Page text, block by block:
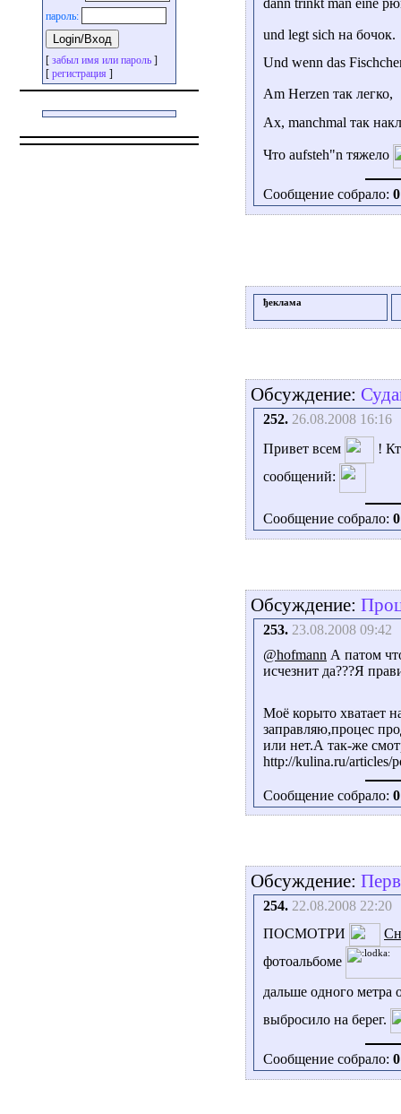
пароль:
[ забыл имя или пароль ]
[ регистрация ]
und legt sich на бочок.
Und wenn das
Am Herzen так легко,
Ах, manchmal так
Что aufsteh"n тяжело
Сообщение собрало: 0
ђеклама
Обсуждение:
252. 26.08.2008 16:16
Привет всем
!
сообщений:
Сообщение собрало: 0
Обсуждение:
253. 23.08.2008 09:42
@hofmann А патом
исчезнит да???Я
Моё корыто хватает
заправляю,процес
или нет.А так-же
http://kulina.ru/articles/
Сообщение собрало: 0
Обсуждение:
254. 22.08.2008 22:20
ПОСМОТРИ
фотоальбоме
дальше одного метра
выбросило на берег.
Сообщение собрало: 0